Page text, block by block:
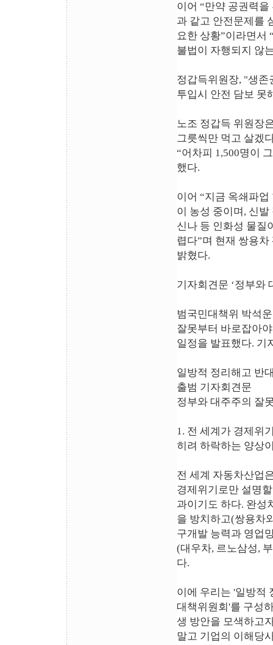
이어 “만약 공권력
과 같고 안전문제를
요한 상황”이라면서
불법이 자행되지 않
정갑득위원장, "생존
투입시 안전 담보 못
노조 정갑득 위원장
그릇씩만 먹고 살겠
“어차피 1,500명이
했다.
이어 “지금 옥쇄파
이 농성 중이며, 신
신나 등 인화성 물질
렵다”며 현재 쌍용
밝혔다.
기자회견문 ‘정부와
범국민대책위 박석
잘못부터 바로잡아
일정을 발표했다. 기
일방적 정리해고 반
출범 기자회견문
정부와 대주주의 잘
1. 전 세계가 경제위
히려 하락하는 양상
전 세계 자동차산업
경제위기로만 설명
과이기도 하다. 완성
을 방치하고(쌍용차
구개발 능력과 영업
(대우차, 르노삼성,
다.
이에 우리는 '일방적
대책위원회'를 구성
생 방안을 모색하고
말고 기업의 이해당